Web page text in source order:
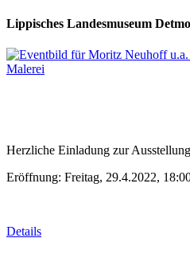
Lippisches Landesmuseum
Herzliche Einladung zur
Eröffnung: Freitag, 29.4.2022,
Details